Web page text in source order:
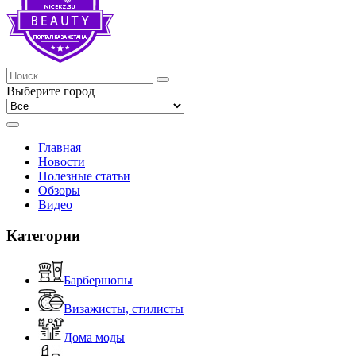
Выберите город
Главная
Новости
Полезные статьи
Обзоры
Видео
Категории
Барбершопы
Визажисты, стилисты
Дома моды